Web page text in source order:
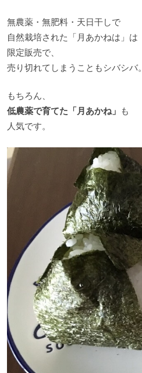
無農薬・無肥料・天日干しで
自然栽培された「月あかねは」は
限定販売で、
売り切れてしまうこともシバシバ。
もちろん、
低農薬で育てた「月あかね」 も
人気です。